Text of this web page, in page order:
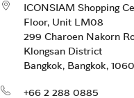
ICONSIAM Shopping
Floor, Unit LM08
299 Charoen Nakorn
Klongsan District
Bangkok, Bangkok,
电话号码+66 2 288 0885